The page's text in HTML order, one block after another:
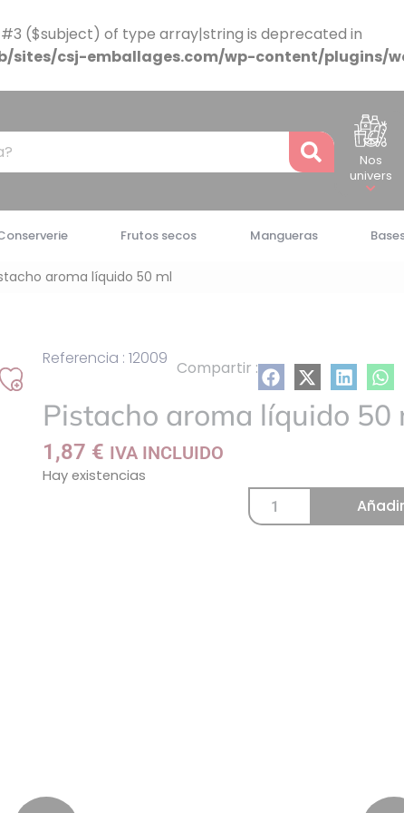
($subject) of type array|string is deprecated in
sites/csj-emballages.com/wp-content/plugins/
Nos
univers
Frutos secos Mangueras
aroma líquido 50 ml
Añadir
Referencia : 12009 Compartir :
Pistacho aroma líquido 50
1,87 € IVA INCLUIDO
Hay existencias